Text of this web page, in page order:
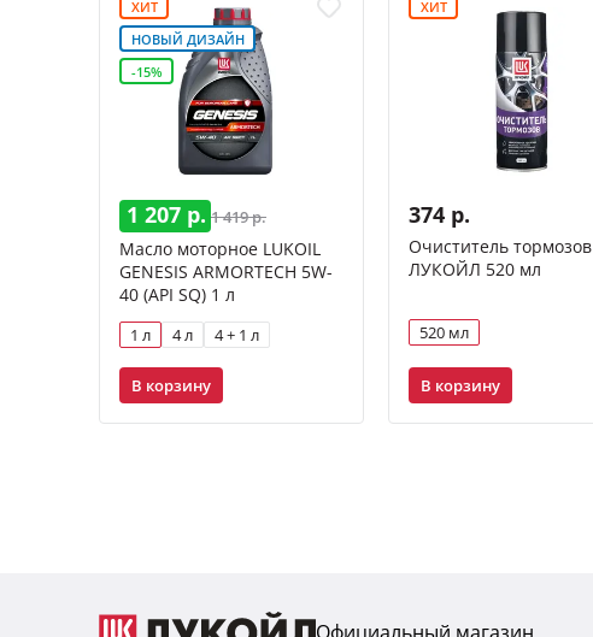
ХИТ
НОВЫЙ ДИЗАЙН
-15%
1 207 р. 1 419 р.
Масло моторное LUKOIL
GENESIS ARMORTECH 5W-
40 (API SQ) 1 л
1 л 4 л 4 + 1 л
В корзину
ХИТ
374 р.
Очиститель тормозов
ЛУКОЙЛ 520 мл
520 мл
В корзину